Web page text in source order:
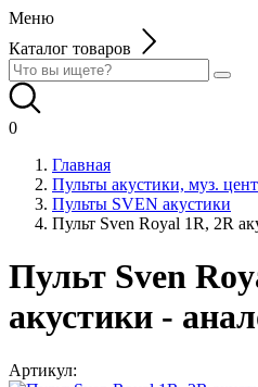
Меню
Каталог товаров
0
Главная
Пульты акустики, муз.
Пульты SVEN акустики
Пульт Sven Royal 1R, 2R
Пульт Sven
акустики -
Артикул: